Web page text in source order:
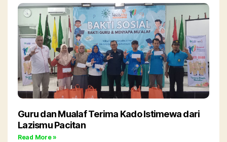
Guru dan Mualaf Terima Kado Istimewa dari
Lazismu Pacitan
Read More »